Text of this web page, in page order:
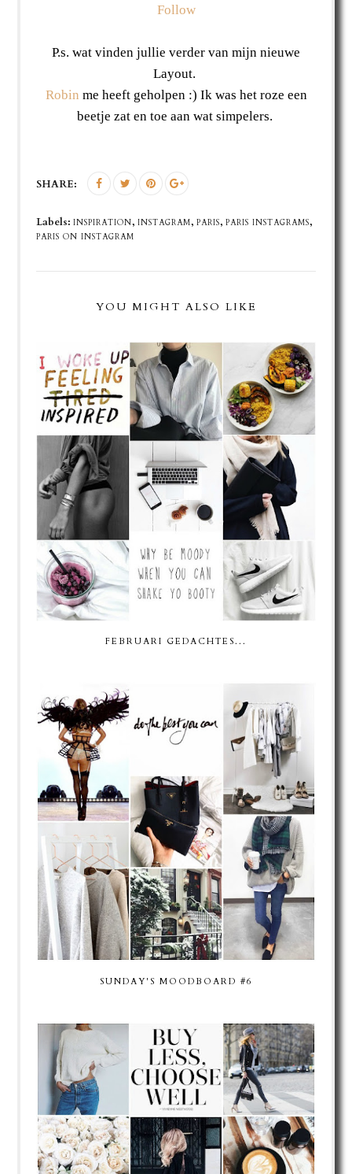
Follow
P.s. wat vinden jullie verder van mijn nieuwe
Layout.
Robin me heeft geholpen :) Ik was het roze een
beetje zat en toe aan wat simpelers.
SHARE:
Labels:INSPIRATION,INSTAGRAM,PARIS,PARIS INSTAGRAMS,
PARIS ON INSTAGRAM
YOU MIGHT ALSO LIKE
FEBRUARI GEDACHTES...
SUNDAY'S MOODBOARD #6